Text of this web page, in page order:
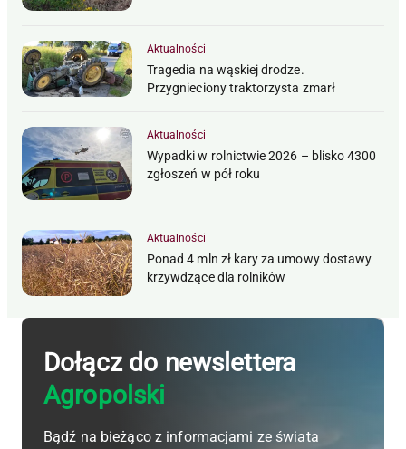
Aktualności
Tragedia na wąskiej drodze.
Przygnieciony traktorzysta zmarł
Aktualności
Wypadki w rolnictwie 2026 – blisko 4300
zgłoszeń w pół roku
Aktualności
Ponad 4 mln zł kary za umowy dostawy
krzywdzące dla rolników
Dołącz do newslettera
Agropolski
Bądź na bieżąco z informacjami ze świata